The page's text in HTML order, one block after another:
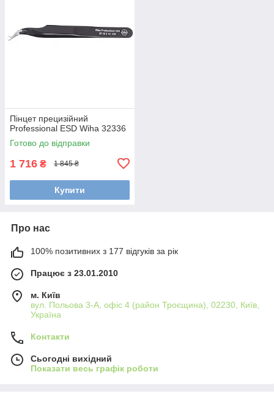
Пінцет прецизійний
Professional ESD Wiha 32336
Готово до відправки
1 716 ₴ 1 845 ₴
Купити
Про нас
100% позитивних з 177 відгуків за рік
Працює з 23.01.2010
м. Київ
вул. Польова 3-А, офіс 4 (район Троєщина), 02230, Київ,
Україна
Контакти
Сьогодні вихідний
Показати весь графік роботи